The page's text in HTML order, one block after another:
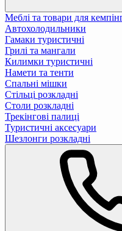
Меблі та товари для
Автохолодильники
Гамаки туристичні
Грилі та мангали
Килимки туристичні
Намети та тенти
Спальні мішки
Стільці розкладні
Столи розкладні
Трекінгові палиці
Туристичні аксесуари
Шезлонги розкладні